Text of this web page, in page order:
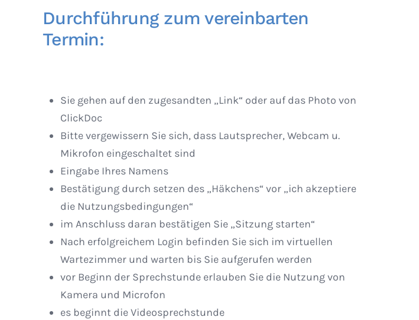
Durchführung zum vereinbarten
Termin:
Sie gehen auf den zugesandten „Link“ oder auf das Photo von
ClickDoc
Bitte vergewissern Sie sich, dass Lautsprecher, Webcam u.
Mikrofon eingeschaltet sind
Eingabe Ihres Namens
Bestätigung durch setzen des „Häkchens“ vor „ich akzeptiere
die Nutzungsbedingungen“
im Anschluss daran bestätigen Sie „Sitzung starten“
Nach erfolgreichem Login befinden Sie sich im virtuellen
Wartezimmer und warten bis Sie aufgerufen werden
vor Beginn der Sprechstunde erlauben Sie die Nutzung von
Kamera und Microfon
es beginnt die Videosprechstunde